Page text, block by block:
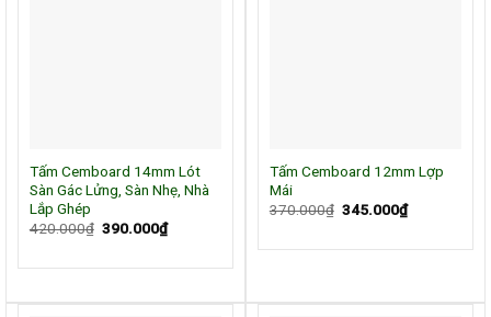
Tấm Cemboard 14mm Lót
Sàn Gác Lửng, Sàn Nhẹ, Nhà
Lắp Ghép
420.000₫ Giá
420.000₫.
390.000₫Giá
hiện
là:
Tấm Cemboard 12mm Lợp
Mái
370.000₫ Giá
370.000₫.
345.000₫Giá
hiện
là: